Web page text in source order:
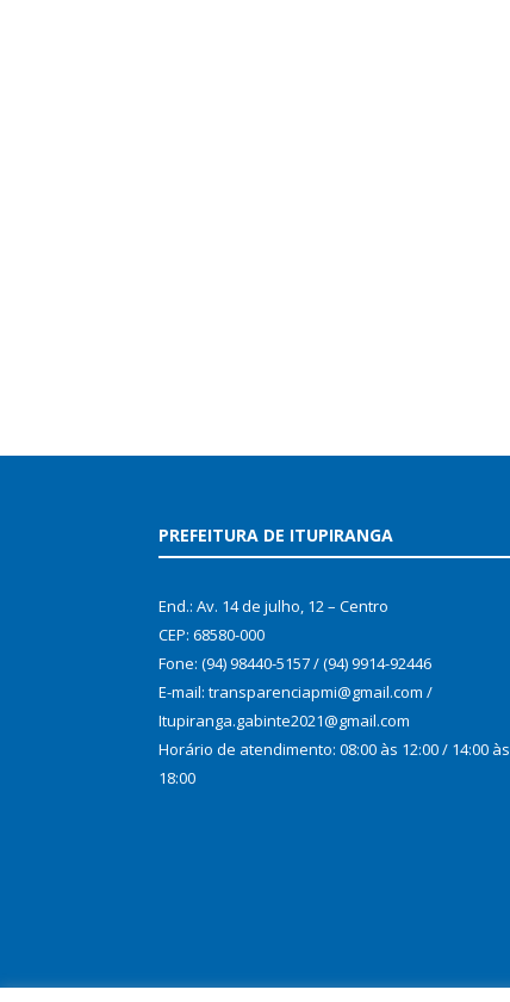
PREFEITURA DE ITUPIRANGA
End.: Av. 14 de julho, 12 – Centro
CEP: 68580-000
Fone: (94) 98440-5157 / (94) 9914-92446
E-mail: transparenciapmi@gmail.com /
Itupiranga.gabinte2021@gmail.com
Horário de atendimento: 08:00 às 12:00 / 14:00 às
18:00